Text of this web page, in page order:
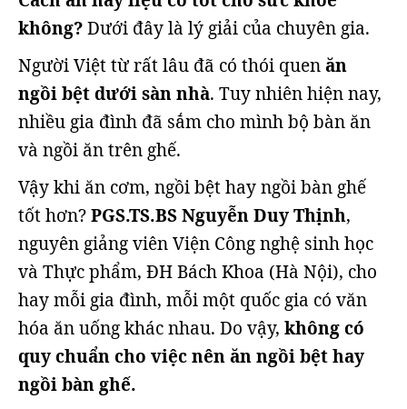
không?Dưới đây là lý giải của chuyên gia.
Người Việt từ rất lâu đã có thói quenăn
ngồi bệt dưới sàn nhà. Tuy nhiên hiện nay,
nhiều gia đình đã sắm cho mình bộ bàn ăn
và ngồi ăn trên ghế.
Vậy khi ăn cơm, ngồi bệt hay ngồi bàn ghế
tốt hơn?PGS.TS.BSNguyễn Duy Thịnh,
nguyên giảng viên Viện Công nghệ sinh học
và Thực phẩm, ĐH Bách Khoa (Hà Nội), cho
hay mỗi gia đình, mỗi một quốc gia có văn
hóa ăn uống khác nhau. Do vậy, không có
quy chuẩn cho việc nên ăn ngồi bệt hay
ngồi bàn ghế.